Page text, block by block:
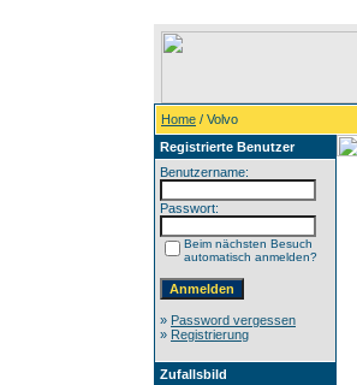
Home / Volvo
Registrierte Benutzer
Benutzername:
Passwort:
Beim nächsten Besuch
automatisch anmelden?
» Password vergessen
» Registrierung
Zufallsbild